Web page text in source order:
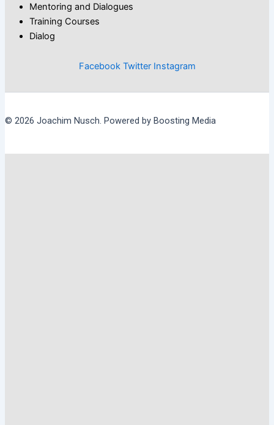
Mentoring and Dialogues
Training Courses
Dialog
Facebook Twitter Instagram
© 2026 Joachim Nusch. Powered by Boosting Media